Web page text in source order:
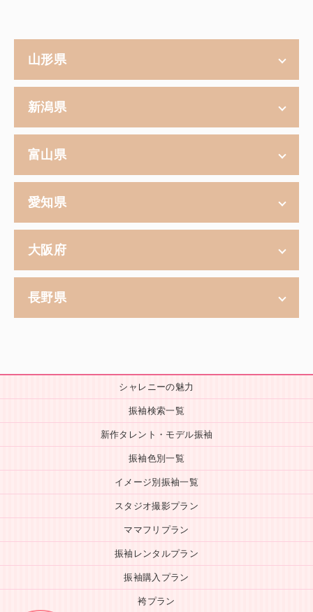
山形県
新潟県
富山県
愛知県
大阪府
長野県
シャレニーの魅力
振袖検索一覧
新作タレント・モデル振袖
振袖色別一覧
イメージ別振袖一覧
スタジオ撮影プラン
ママフリプラン
振袖レンタルプラン
振袖購入プラン
袴プラン